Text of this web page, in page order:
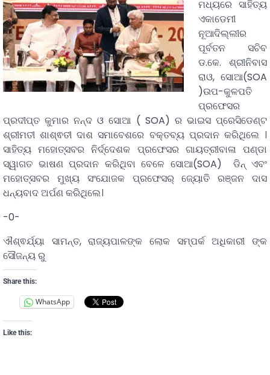
ମଧ୍ୟରେ ସାହିତ୍ୟ
ଏକାଡେମୀ
ନୂଆଦିଲ୍ଲୀର
ପୂର୍ବତନ ସଚିବ
ଡ.କେ. ଶ୍ରୀନିବାସ
ରାଓ, ସୋଆ(SOA
)ଉପ-କୁଳପତି
ପ୍ରଫେସର
ପ୍ରଦୀପ୍ତ କୁମାର ନନ୍ଦ ଓ ସୋଆ ( SOA) ର ଭାଇସ ପ୍ରେସିଡେଣ୍ଟ
ଶ୍ରୀମତୀ ଶାଶ୍ଵତୀ ଦାଶ ସମାବେଶରେ ବକ୍ତବ୍ୟ ପ୍ରଦାନ କରିଥିଲେ ।
ସାହିତ୍ୟ ମହୋତ୍ସବର ନିର୍ଦ୍ଦେଶକ ପ୍ରଫେସର ଗାୟତ୍ରୀବାଳା ପଣ୍ଡା
ସ୍ୱାଗତ ଭାଷଣ ପ୍ରଦାନ କରିଥିବା ବେଳେ ସୋଆ(SOA) ଡିନ୍ ଏବଂ
ମହୋତ୍ସବର ମୁଖ୍ୟ ସଂଯୋଜକ ପ୍ରଫେସର୍ ଜ୍ୟୋତି ରଞ୍ଜନ ଦାସ
ଧନ୍ୟବାଦ ଅର୍ପଣ କରିଥିଲେ।
-0-
ଐଶ୍ଵର୍ଯ୍ୟା ସାମନ୍ତ, ରାଜ୍ୟପାଳଙ୍କ ଲୋକ ସମ୍ପର୍କ ଅଧିକାରୀ ଙ୍କ
ସୌଜନ୍ୟ ରୁ
Share this:
WhatsApp
Like this: